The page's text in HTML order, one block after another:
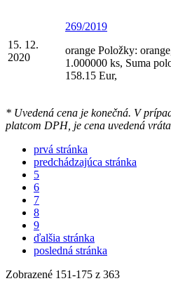
15. 12.
2020
269/2019
orange Položky:
1.000000 ks, Suma
158.15 Eur,
* Uvedená cena je konečná. V
platcom DPH, je cena uvedená
prvá stránka
predchádzajúca stránka
5
6
7
8
9
ďalšia stránka
posledná stránka
Zobrazené 151-175 z 363